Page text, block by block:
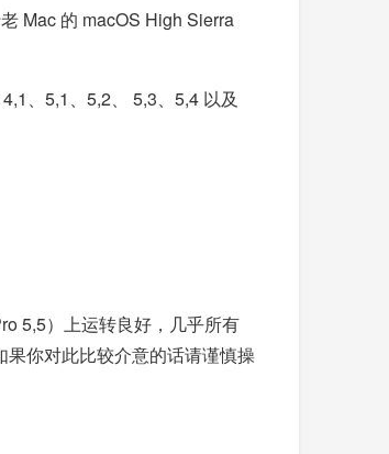
Mac 的 macOS High Sierra
、5,1、5,2、 5,3、5,4 以及
5,5）上运转良好，几乎所有
果你对此比较介意的话请谨慎操